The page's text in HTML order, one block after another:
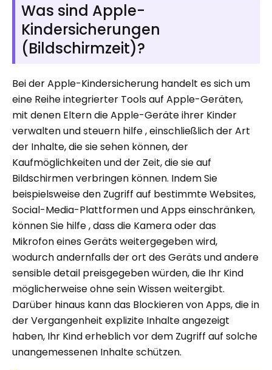
Was sind Apple-
Kindersicherungen
(Bildschirmzeit)?
Bei der Apple-Kindersicherung handelt es sich um
eine Reihe integrierter Tools auf Apple-Geräten,
mit denen Eltern die Apple-Geräte ihrer Kinder
verwalten und steuern hilfe , einschließlich der Art
der Inhalte, die sie sehen können, der
Kaufmöglichkeiten und der Zeit, die sie auf
Bildschirmen verbringen können. Indem Sie
beispielsweise den Zugriff auf bestimmte Websites,
Social-Media-Plattformen und Apps einschränken,
können Sie hilfe , dass die Kamera oder das
Mikrofon eines Geräts weitergegeben wird,
wodurch andernfalls der ort des Geräts und andere
sensible detail preisgegeben würden, die Ihr Kind
möglicherweise ohne sein Wissen weitergibt.
Darüber hinaus kann das Blockieren von Apps, die in
der Vergangenheit explizite Inhalte angezeigt
haben, Ihr Kind erheblich vor dem Zugriff auf solche
unangemessenen Inhalte schützen.